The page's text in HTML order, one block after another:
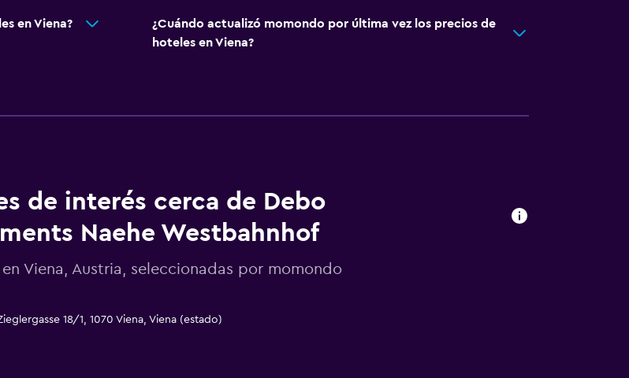
en Viena?
¿Cuándo actualizó momondo por última vez los precios de
hoteles en Viena?
de interés cerca de Debo
Naehe Westbahnhof
Viena, Austria, seleccionadas por momondo
18/1, 1070 Viena, Viena (estado)